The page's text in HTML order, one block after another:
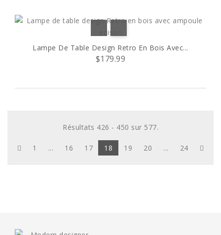
Lampe De Table Design Retro En Bois Avec...
$179.99
Résultats 426 - 450 sur 577.
1 ... 16 17 18 19 20 ... 24